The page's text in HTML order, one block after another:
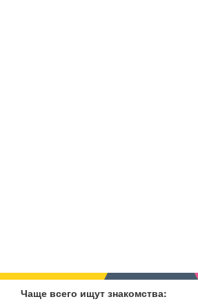
Чаще всего ищут знакомства: